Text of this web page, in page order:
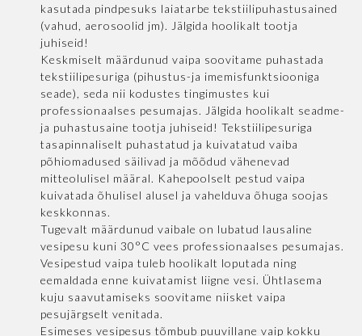
kasutada pindpesuks laiatarbe tekstiilipuhastusained
(vahud, aerosoolid jm). Jälgida hoolikalt tootja
juhiseid!
Keskmiselt määrdunud vaipa soovitame puhastada
tekstiilipesuriga (pihustus-ja imemisfunktsiooniga
seade), seda nii kodustes tingimustes kui
professionaalses pesumajas. Jälgida hoolikalt seadme-
ja puhastusaine tootja juhiseid! Tekstiilipesuriga
tasapinnaliselt puhastatud ja kuivatatud vaiba
põhiomadused säilivad ja mõõdud vähenevad
mitteolulisel määral. Kahepoolselt pestud vaipa
kuivatada õhulisel alusel ja vahelduva õhuga soojas
keskkonnas.
Tugevalt määrdunud vaibale on lubatud lausaline
vesipesu kuni 30°C vees professionaalses pesumajas.
Vesipestud vaipa tuleb hoolikalt loputada ning
eemaldada enne kuivatamist liigne vesi. Ühtlasema
kuju saavutamiseks soovitame niisket vaipa
pesujärgselt venitada.
Esimeses vesipesus tõmbub puuvillane vaip kokku